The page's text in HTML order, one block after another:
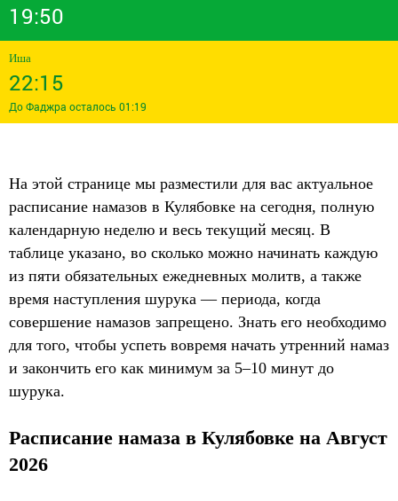
19:50
Иша
22:15
До Фаджра осталось 01:19
На этой странице мы разместили для вас актуальное
расписание намазов в Кулябовке на сегодня, полную
календарную неделю и весь текущий месяц. В
таблице указано, во сколько можно начинать каждую
из пяти обязательных ежедневных молитв, а также
время наступления шурука — периода, когда
совершение намазов запрещено. Знать его необходимо
для того, чтобы успеть вовремя начать утренний намаз
и закончить его как минимум за 5–10 минут до
шурука.
Расписание намаза в Кулябовке на Август
2026